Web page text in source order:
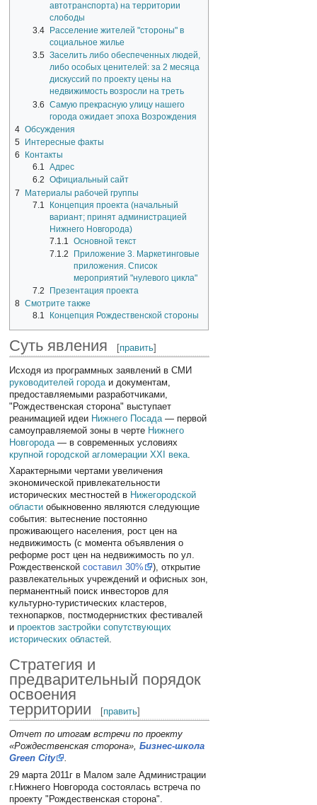
автотранспорта) на территории
слободы
3.4
Расселение жителей "стороны" в
социальное жилье
3.5 Заселить либо обеспеченных людей,
либо особых ценителей: за 2 месяца
дискуссий по проекту цены на
недвижимость возросли на треть
3.6 Самую прекрасную улицу нашего
города ожидает эпоха Возрождения
4 Обсуждения
5
Интересные факты
6
Контакты
6.1 Адрес
6.2 Официальный сайт
7
Материалы рабочей группы
7.1
Концепция проекта (начальный
вариант; принят администрацией
Нижнего Новгорода)
7.1.1
Основной текст
7.1.2
Приложение 3. Маркетинговые
приложения. Список
мероприятий "нулевого цикла"
7.2
Презентация проекта
8 Смотрите также
8.1
Концепция Рождественской стороны
Суть явления [править]
Исходя из программных заявлений в СМИ
руководителей города и документам,
предоставляемыми разработчиками,
"Рождественская сторона" выступает
реанимацией идеи Нижнего Посада — первой
самоуправляемой зоны в черте Нижнего
Новгорода — в современных условиях
крупной городской агломерации XXI века
Характерными чертами увеличения
экономической привлекательности
исторических местностей в Нижегородской
области обыкновенно являются следующие
события: вытеснение постоянно
проживающего населения, рост цен на
недвижимость (с момента объявления о
реформе рост цен на недвижимость по ул.
Рождественскойсоставил 30%
), открытие
развлекательных учреждений и офисных зон,
перманентный поиск инвесторов для
культурно-туристических кластеров,
технопарков, постмодернистких фестивалей
и проектов застройки сопутствующих
исторических областей.
Стратегия и
предварительный порядок
освоения
территории
[править]
Отчет по итогам встречи по проекту
«Рождественская сторона»,Бизнес-школа
Green City
.
29 марта 2011г в Малом зале Администрации
г.Нижнего Новгорода состоялась встреча по
проекту "Рождественская сторона".